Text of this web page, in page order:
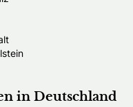
in Deutschland